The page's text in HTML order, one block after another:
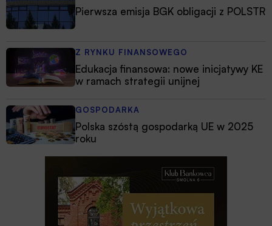
Pierwsza emisja BGK obligacji z POLSTR
Z RYNKU FINANSOWEGO
Edukacja finansowa: nowe inicjatywy KE
w ramach strategii unijnej
GOSPODARKA
Polska szóstą gospodarką UE w 2025
roku